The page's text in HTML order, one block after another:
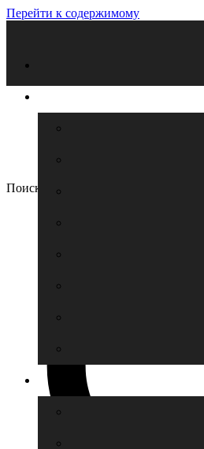
Перейти к содержимому
Поиск